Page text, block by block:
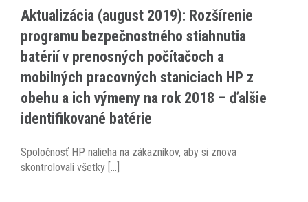
Aktualizácia (august 2019): Rozšírenie
programu bezpečnostného stiahnutia
batérií v prenosných počítačoch a
mobilných pracovných staniciach HP z
obehu a ich výmeny na rok 2018 – ďalšie
identifikované batérie
Spoločnosť HP nalieha na zákazníkov, aby si znova
skontrolovali všetky [...]